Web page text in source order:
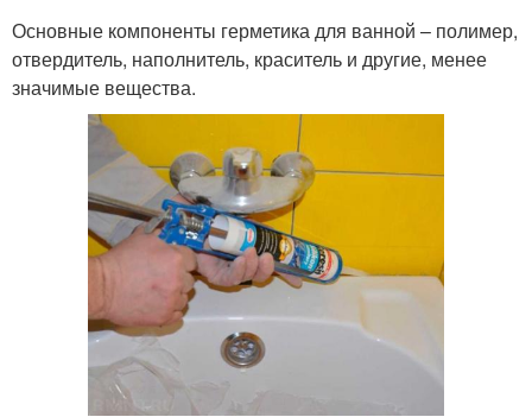
Основные компоненты герметика для ванной – полимер,
отвердитель, наполнитель, краситель и другие, менее
значимые вещества.